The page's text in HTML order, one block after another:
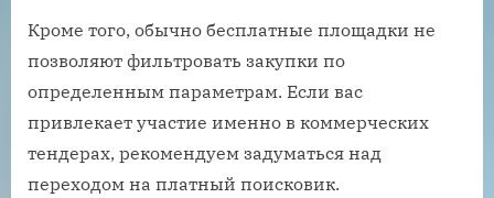
Кроме того, обычно бесплатные площадки не
позволяют фильтровать закупки по
определенным параметрам. Если вас
привлекает участие именно в коммерческих
тендерах, рекомендуем задуматься над
переходом на платный поисковик.